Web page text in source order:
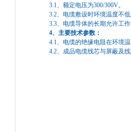
3.1、额定电压为300/300V。
3.2、电缆敷设时环境温度不
3.3、电缆导体的长期允许工
4、主要技术参数：
4.1、电缆的绝缘电阻在环境
4.2、成品电缆线芯与屏蔽及